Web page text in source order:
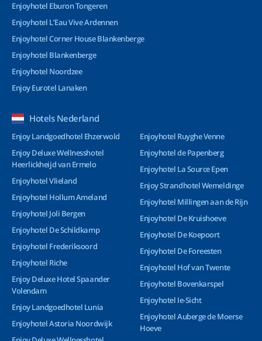
Enjoyhotel Eburon Tongeren
Enjoyhotel L’Eau Vive Ardennen
Enjoyhotel Corner House Blankenberge
Enjoyhotel Blankenberge
Enjoyhotel Noordzee
Enjoy Eurotel Lanaken
Hotels Nederland
Enjoy Landgoedhotel Ehzerwold
Enjoy Deluxe Wellnesshotel
Heerlickheijd van Ermelo
Enjoyhotel Vlieland
Enjoyhotel Hollum Ameland
Enjoyhotel Joli Bergen
Enjoyhotel De Schildkamp
Enjoyhotel Frederiksoord
Enjoyhotel Riche
Enjoy Deluxe Hotel Spaander
Volendam
Enjoy Landgoedhotel Lunia
Enjoyhotel Astoria Noordwijk
Enjoyhotel Ruyghe Venne
Enjoyhotel de Papenberg
Enjoyhotel La Source Epen
Enjoy Strandhotel Wemeldinge
Enjoyhotel Millingen aan de Rijn
Enjoyhotel De Kruishoeve
Enjoyhotel De Koepoort
Enjoyhotel De Foreesten
Enjoyhotel Hof van Twente
Enjoyhotel Bovenkarspel
Enjoyhotel Ie-Sicht
Enjoyhotel Auberge de Moerse
Hoeve